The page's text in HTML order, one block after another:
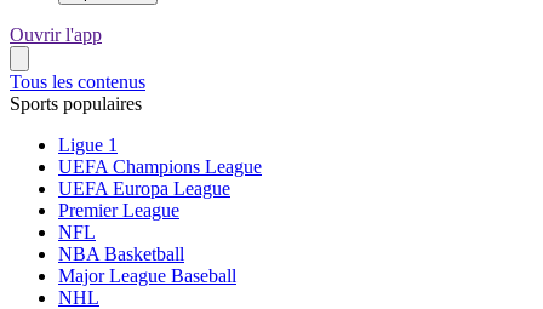
Ouvrir l'app
Tous les contenus
Sports populaires
Ligue 1
UEFA Champions League
UEFA Europa League
Premier League
NFL
NBA Basketball
Major League Baseball
NHL